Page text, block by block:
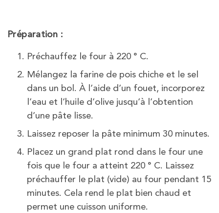
Préparation :
Préchauffez le four à 220 ° C.
Mélangez la farine de pois chiche et le sel
dans un bol. À l’aide d’un fouet, incorporez
l’eau et l’huile d’olive jusqu’à l’obtention
d’une pâte lisse.
Laissez reposer la pâte minimum 30 minutes.
Placez un grand plat rond dans le four une
fois que le four a atteint 220 ° C. Laissez
préchauffer le plat (vide) au four pendant 15
minutes. Cela rend le plat bien chaud et
permet une cuisson uniforme.